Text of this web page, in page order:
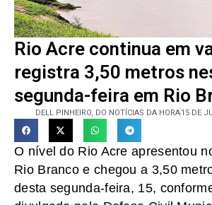
Rio Acre continua em
registra 3,50 metros
segunda-feira em Rio
DELL PINHEIRO, DO NOTÍCIAS DA HORA15 DE
O nível do Rio Acre apresentou
Rio Branco e chegou a 3,50
desta segunda-feira, 15,